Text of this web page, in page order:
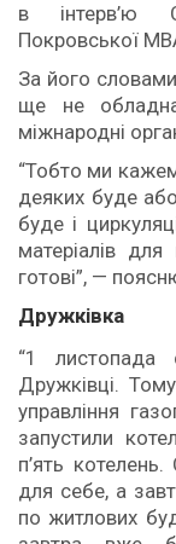
в інтерв’ю
Покровської
За його
ще не
міжнародні
“Тобто ми
деяких буде
буде і
матеріалів
готові”, —
Дружківка
“1 листопада
Дружківці.
управління
запустили
п’ять
для себе, а
по житлових